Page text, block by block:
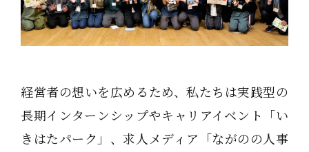
経営者の想いを広めるため、私たちは実践型の
長期インターンシップやキャリアイベント「い
きはたパーク」、求人メディア「ながのの人事